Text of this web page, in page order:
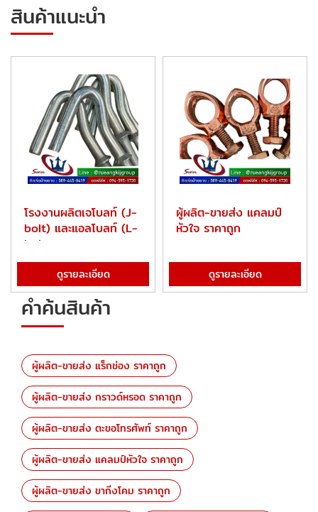
สินค้าแนะนำ
โรงงานผลิตเจโบลท์ (J-
bolt) และแอลโบลท์ (L-
bol...
ดูรายละเอียด
ผู้ผลิต-ขายส่ง แคลมป์
หัวใจ ราคาถูก
ดูรายละเอียด
คำค้นสินค้า
ผู้ผลิต-ขายส่ง แร็กช่อง ราคาถูก
ผู้ผลิต-ขายส่ง กราวด์หรอด ราคาถูก
ผู้ผลิต-ขายส่ง ตะขอโทรศัพท์ ราคาถูก
ผู้ผลิต-ขายส่ง แคลมป์หัวใจ ราคาถูก
ผู้ผลิต-ขายส่ง ขากิ่งโคม ราคาถูก